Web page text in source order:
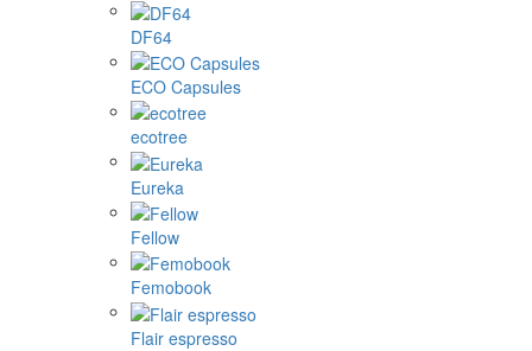
DF64
ECO Capsules
ecotree
Eureka
Fellow
Femobook
Flair espresso